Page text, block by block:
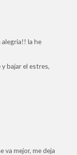
alegria!! la he
bajar el estres,
va mejor, me deja